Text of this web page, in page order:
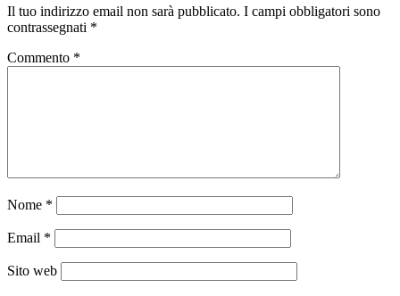
Il tuo indirizzo email non sarà pubblicato. I campi obbligatori sono
contrassegnati *
Commento *
Nome *
Email *
Sito web